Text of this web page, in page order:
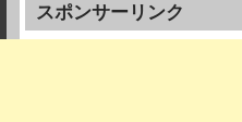
スポンサーリンク